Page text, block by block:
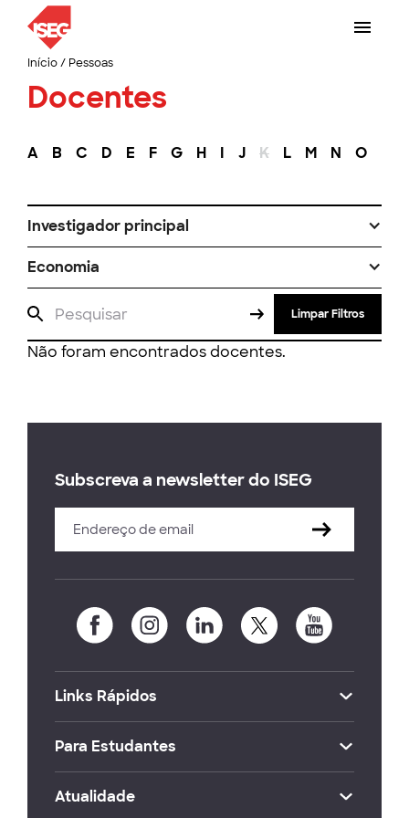
Início/ Pessoas
Docentes
A B C D E F G H I J K L M N O
Investigador principal
Economia
Limpar Filtros
Não foram encontrados docentes.
Subscreva a newsletter do ISEG
Links Rápidos
Para Estudantes
Atualidade